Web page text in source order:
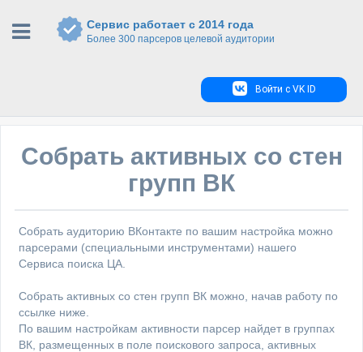
Сервис работает с 2014 года
Более 300 парсеров целевой аудитории
Войти с VK ID
Собрать активных со стен
групп ВК
Собрать аудиторию ВКонтакте по вашим настройка можно
парсерами (специальными инструментами) нашего
Сервиса поиска ЦА.
Собрать активных со стен групп ВК можно, начав работу по
ссылке ниже.
По вашим настройкам активности парсер найдет в группах
ВК, размещенных в поле поискового запроса, активных